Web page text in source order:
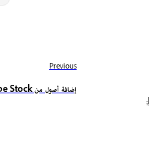
&quot;Tools >‏ Photoshop&quot;
Previous
إضافة أصول من Adobe Stock